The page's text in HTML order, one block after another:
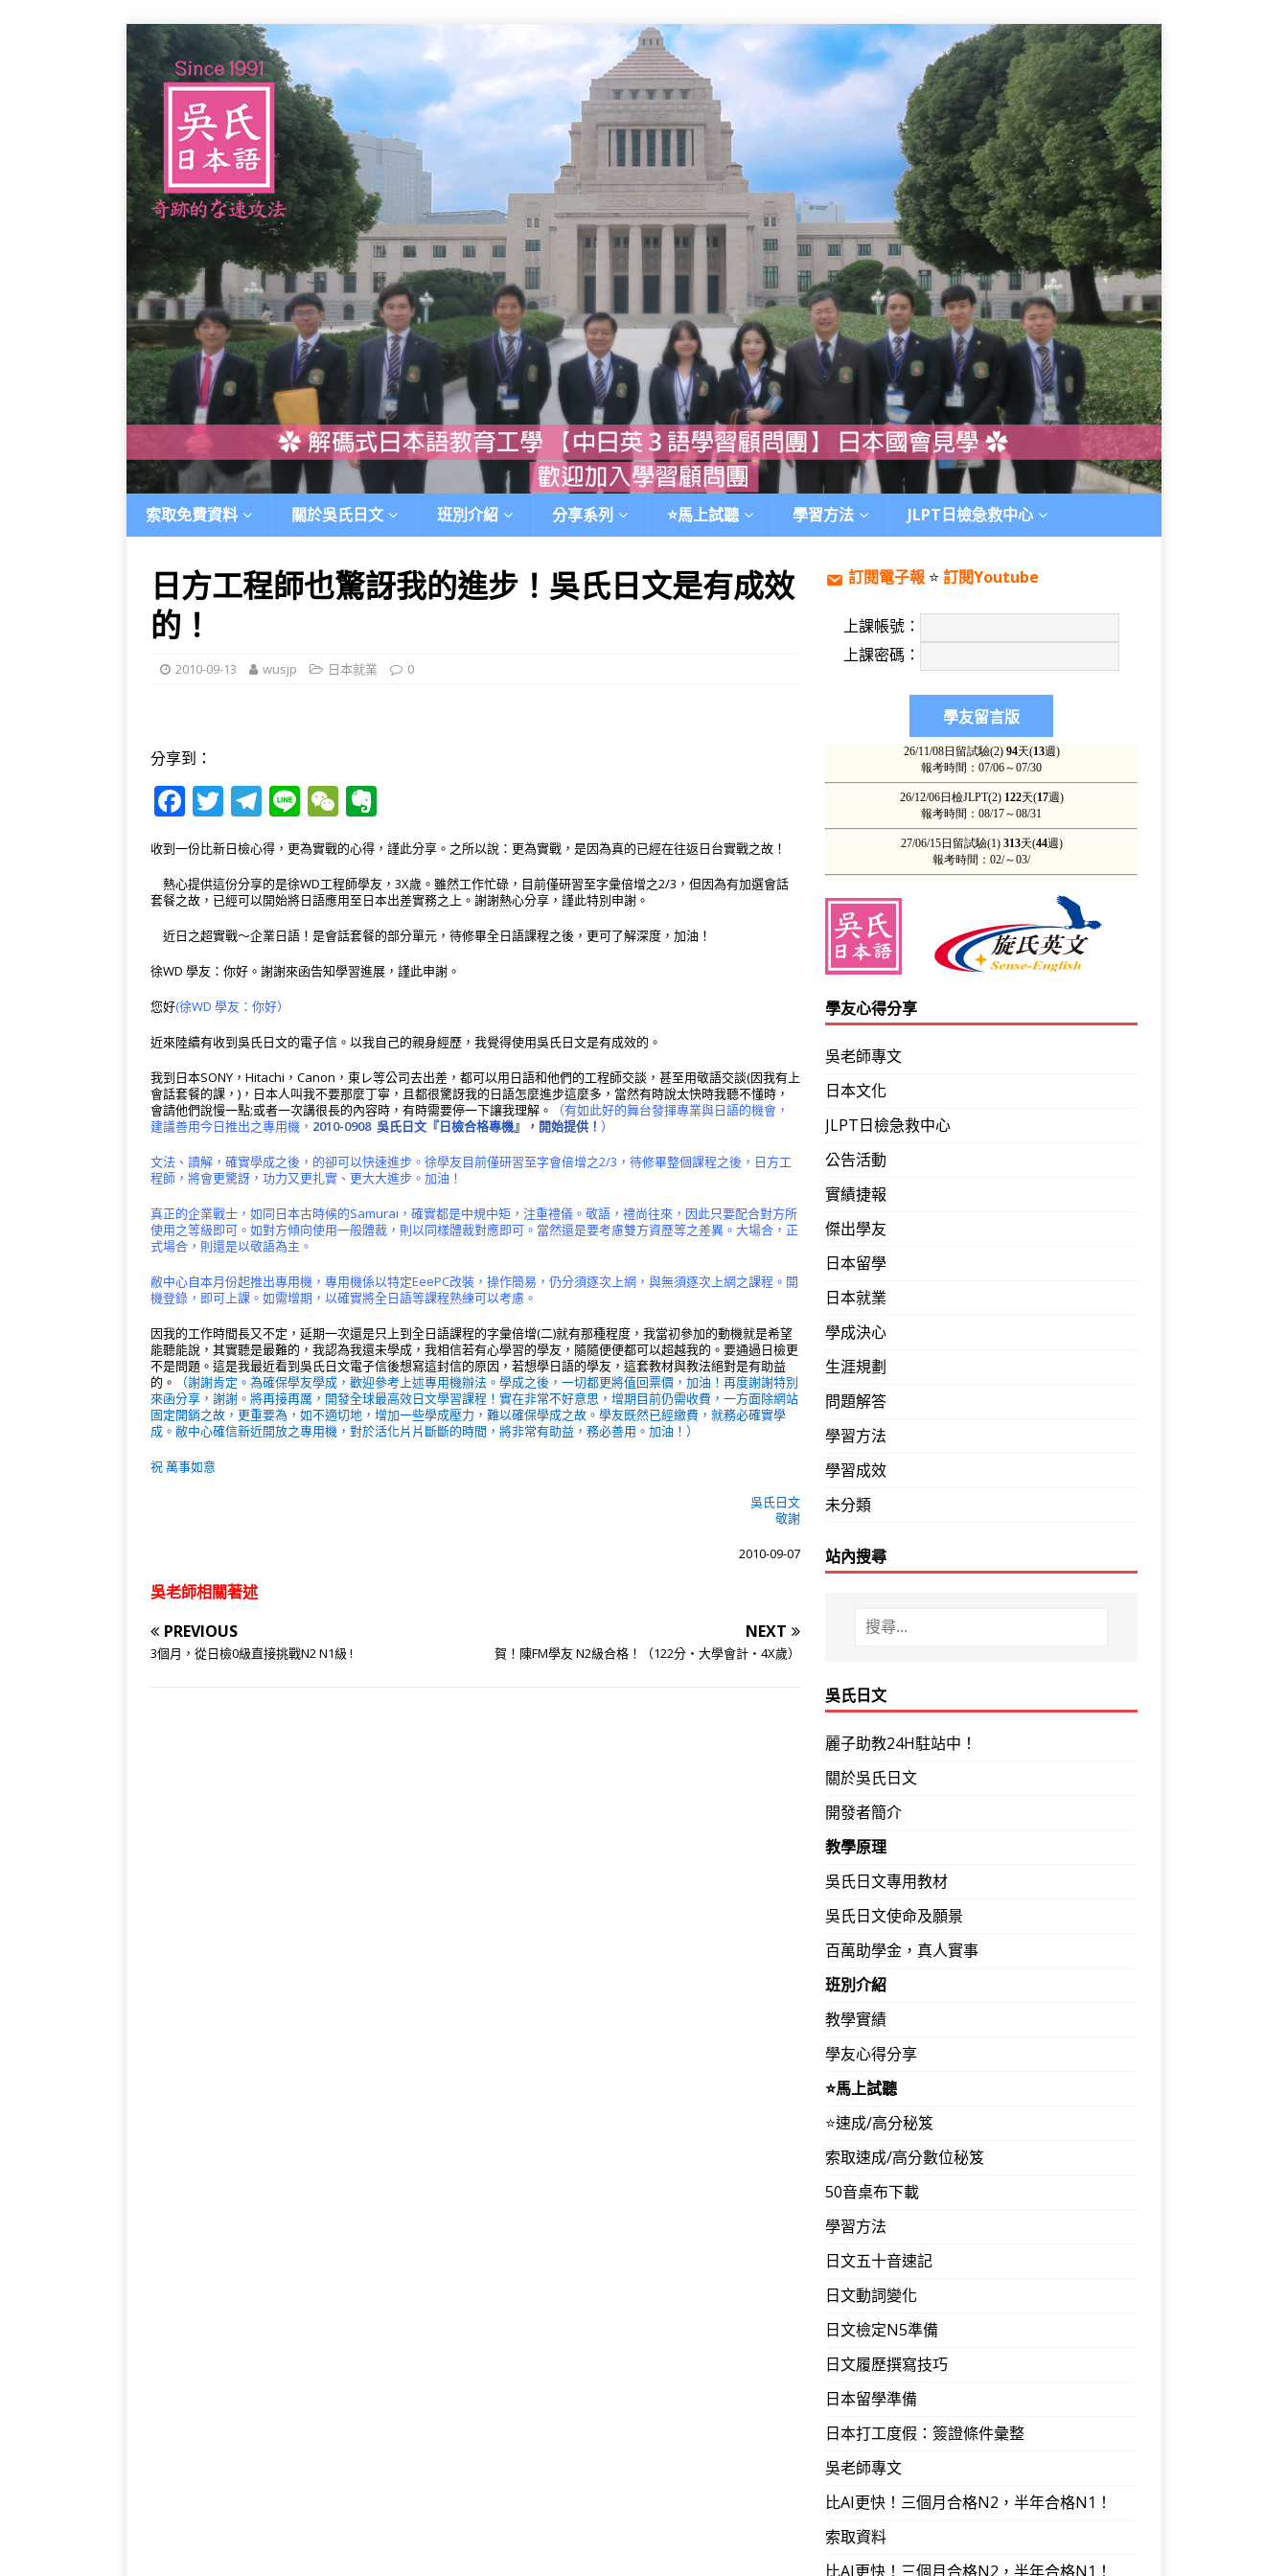
索取免費資料 關於吳氏日文 班別介紹 分享系列 ⭐️馬上試聽 學習方法 JLPT日檢急救中心
日方工程師也驚訝我的進步！吳氏日文是有成效
的！
2010-09-13 wusjp 日本就業 0
分享到：
F
c
e
b
o
o
k
T
it
te
r
T
e
g
ra
m
Li
e
W
C
h
at
e
r
n
o
te
收到一份比新日檢心得，更為實戰的心得，謹此分享。之所以說：更為實戰，是因為真的已經在往返日台實戰之故！
熱心提供這份分享的是徐WD工程師學友，3X歲。雖然工作忙碌，目前僅研習至字彙倍增之2/3，但因為有加選會話
套餐之故，已經可以開始將日語應用至日本出差實務之上。謝謝熱心分享，謹此特別申謝。
近日之超實戰～企業日語！是會話套餐的部分單元，待修畢全日語課程之後，更可了解深度，加油！
徐WD 學友：你好。謝謝來函告知學習進展，謹此申謝。
您好(徐WD 學友：你好）
近來陸續有收到吳氏日文的電子信。以我自己的親身經歷，我覺得使用吳氏日文是有成效的。
我到日本SONY，Hitachi，Canon，東レ等公司去出差，都可以用日語和他們的工程師交談，甚至用敬語交談(因我有上
會話套餐的課，)，日本人叫我不要那麼丁寧，且都很驚訝我的日語怎麼進步這麼多，當然有時說太快時我聽不懂時，
會請他們說慢一點;或者一次講很長的內容時，有時需要停一下讓我理解。
（有如此好的舞台發揮專業與日語的機會，
建議善用今日推出之專用機， 2010-0908 吳氏日文『日檢合格專機』，開始提供！ ）
文法、讀解，確實學成之後，的卻可以快速進步。徐學友目前僅研習至字會倍增之2/3，待修畢整個課程之後，日方工
程師，將會更驚訝，功力又更扎實、更大大進步。加油！
真正的企業戰士，如同日本古時候的Samurai，確實都是中規中矩，注重禮儀。敬語，禮尚往來，因此只要配合對方所
使用之等級即可。如對方傾向使用一般體裁，則以同樣體裁對應即可。當然還是要考慮雙方資歷等之差異。大場合，正
式場合，則還是以敬語為主。
敝中心自本月份起推出專用機，專用機係以特定EeePC改裝，操作簡易，仍分須逐次上網，與無須逐次上網之課程。開
機登錄，即可上課。如需增期，以確實將全日語等課程熟練可以考慮。
因我的工作時間長又不定，延期一次還是只上到全日語課程的字彙倍增(二)就有那種程度，我當初參加的動機就是希望
能聽能說，其實聽是最難的，我認為我還未學成，我相信若有心學習的學友，隨隨便便都可以超越我的。要通過日檢更
不是問題。這是我最近看到吳氏日文電子信後想寫這封信的原因，若想學日語的學友，這套教材與教法絕對是有助益
的。
（謝謝肯定。為確保學友學成，歡迎參考上述專用機辦法。學成之後，一切都更將值回票價，加油！再度謝謝特別
來函分享，謝謝。將再接再厲，開發全球最高效日文學習課程！實在非常不好意思，增期目前仍需收費，一方面除網站
固定開銷之故，更重要為，如不適切地，增加一些學成壓力，難以確保學成之故。學友既然已經繳費，就務必確實學
成。敝中心確信新近開放之專用機，對於活化片片斷斷的時間，將非常有助益，務必善用。加油！）
祝 萬事如意
吳氏日文
敬謝
2010-09-07
吳老師相關著述
PREVIOUS
3個月，從日檢0級直接挑戰N2 N1級 !
NEXT
賀！陳FM學友 N2級合格！（122分‧大學會計‧4X歲）
訂閱電子報⭐️ 訂閱Youtube
上課帳號：
上課密碼：
學友心得分享
吳老師專文
日本文化
JLPT日檢急救中心
公告活動
實績捷報
傑出學友
日本留學
日本就業
學成決心
生涯規劃
問題解答
學習方法
學習成效
未分類
站內搜尋
吳氏日文
麗子助教24H駐站中！
關於吳氏日文
開發者簡介
教學原理
吳氏日文專用教材
吳氏日文使命及願景
百萬助學金，真人實事
班別介紹
教學實績
學友心得分享
⭐️馬上試聽
⭐️速成/高分秘笈
索取速成/高分數位秘笈
50音桌布下載
學習方法
日文五十音速記
日文動詞變化
日文檢定N5準備
日文履歷撰寫技巧
日本留學準備
日本打工度假：簽證條件彙整
吳老師專文
比AI更快！三個月合格N2，半年合格N1！
索取資料
比AI更快！三個月合格N2，半年合格N1！